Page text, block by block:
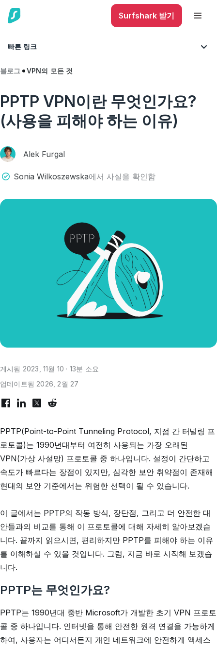
Surfshark 받기
빠른 링크
블로그 VPN의 모든 것
PPTP VPN이란 무엇인가요?
(사용을 피해야 하는 이유)
Alek Furgal
Sonia Wilkoszewska에서 사실을 확인함
게시됨 2023, 11월 10 · 13분 소요
업데이트됨 2026, 2월 27
PPTP(Point-to-Point Tunneling Protocol, 지점 간 터널링 프
로토콜)는 1990년대부터 여전히 사용되는 가장 오래된
VPN(가상 사설망) 프로토콜 중 하나입니다. 설정이 간단하고
속도가 빠르다는 장점이 있지만, 심각한 보안 취약점이 존재해
현대의 보안 기준에서는 위험한 선택이 될 수 있습니다.
이 글에서는 PPTP의 작동 방식, 장단점, 그리고 더 안전한 대
안들과의 비교를 통해 이 프로토콜에 대해 자세히 알아보겠습
니다. 끝까지 읽으시면, 편리하지만 PPTP를 피해야 하는 이유
를 이해하실 수 있을 것입니다. 그럼, 지금 바로 시작해 보겠습
니다.
PPTP는 무엇인가요?
PPTP는 1990년대 중반 Microsoft가 개발한 초기 VPN 프로토
콜 중 하나입니다. 인터넷을 통해 안전한 원격 연결을 가능하게
하여, 사용자는 어디서든지 개인 네트워크에 안전하게 액세스